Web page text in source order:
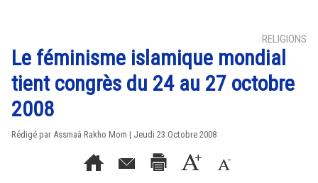
RELIGIONS
Le féminisme islamique mondial
tient congrès du 24 au 27 octobre
2008
Rédigé par Assmaâ Rakho Mom | Jeudi 23 Octobre 2008